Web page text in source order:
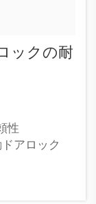
ックの耐
性
アロック
に設計さ
かし、その
でしょう